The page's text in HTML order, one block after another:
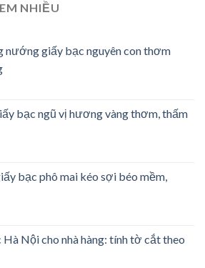
593.182 ₫.là:
NHIỀU
nướng giấy bạc nguyên con thơm
bạc ngũ vị hương vàng thơm, thấm
bạc phô mai kéo sợi béo mềm,
Nội cho nhà hàng: tính tờ cắt theo